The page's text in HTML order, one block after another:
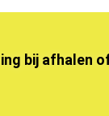
bij afhalen